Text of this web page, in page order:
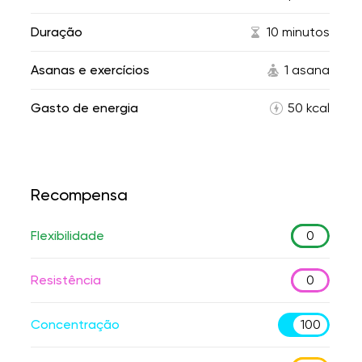
Duração 10 minutos
Asanas e exercícios 1 asana
Gasto de energia 50 kcal
Recompensa
Flexibilidade 0
Resistência 0
Concentração 100